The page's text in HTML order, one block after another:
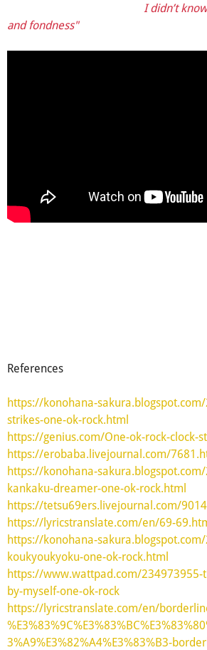
I didn’t know much
and fondness"
References
https://konohana-
strikes-one-ok-rock.html
https://genius.com/One-ok-rock-clock-
https://erobaba.livejournal.com/
https://konohana-
kankaku-dreamer-one-ok-rock.html
https://tetsu69ers.livejournal.com/
https://lyricstranslate.com/en/69-
https://konohana-
koukyoukyoku-one-ok-rock.html
https://www.wattpad.com/234973955-
by-myself-one-ok-rock
https://lyricstranslate.com/en/
3%A9%E3%82%A4%E3%83%B3-